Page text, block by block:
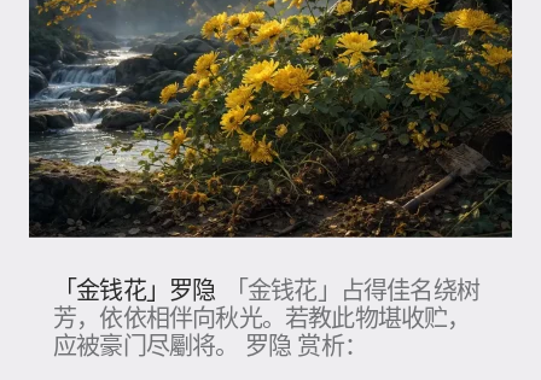
「金钱花」罗隐
「金钱花」占得佳名绕树
芳，依依相伴向秋光。若教此物堪收贮，
应被豪门尽劚将​。 罗隐 赏析：